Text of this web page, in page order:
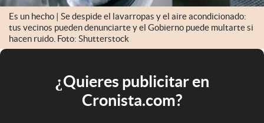
Es un hecho | Se despide el lavarropas y el aire acondicionado:
tus vecinos pueden denunciarte y el Gobierno puede multarte si
hacen ruido. Foto: Shutterstock
¿Quieres publicitar en
Cronista.com?